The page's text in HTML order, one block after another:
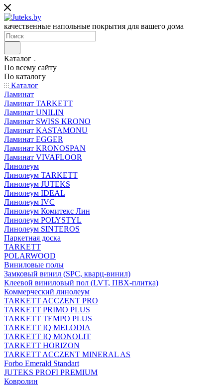
качественные напольные покрытия для вашего дома
Каталог
По всему сайту
По каталогу
Каталог
Ламинат
Ламинат TARKETT
Ламинат UNILIN
Ламинат SWISS KRONO
Ламинат KASTAMONU
Ламинат EGGER
Ламинат KRONOSPAN
Ламинат VIVAFLOOR
Линолеум
Линолеум TARKETT
Линолеум JUTEKS
Линолеум IDEAL
Линолеум IVC
Линолеум Комитекс Лин
Линолеум POLYSTYL
Линолеум SINTEROS
Паркетная доска
TARKETT
POLARWOOD
Виниловые полы
Замковый винил (SPC, кварц-винил)
Клеевой виниловый пол (LVT, ПВХ-плитка)
Коммерческий линолеум
TARKETT ACCZENT PRO
TARKETT PRIMO PLUS
TARKETT TEMPO PLUS
TARKETT IQ MELODIA
TARKETT IQ MONOLIT
TARKETT HORIZON
TARKETT ACCZENT MINERAL AS
Forbo Emerald Standart
JUTEKS PROFI PREMIUM
Ковролин